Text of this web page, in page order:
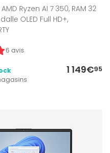
Ryzen AI 7 350, RAM 32
OLED Full HD+,
6 avis
1 149€95